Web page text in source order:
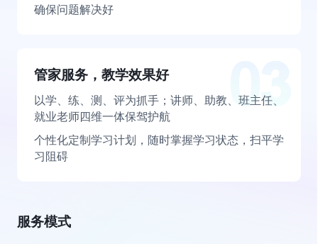
确保问题解决好
管家服务，教学效果好
以学、练、测、评为抓手；讲师、助教、班主任、
就业老师四维一体保驾护航
个性化定制学习计划，随时掌握学习状态，扫平学
习阻碍
服务模式